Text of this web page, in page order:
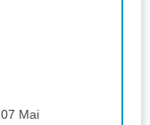
07 Mai